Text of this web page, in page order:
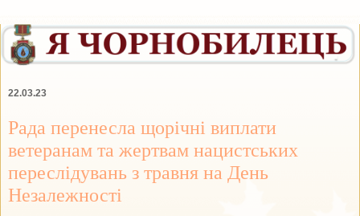
22.03.23
Рада перенесла щорічні виплати
ветеранам та жертвам нацистських
переслідувань з травня на День
Незалежності